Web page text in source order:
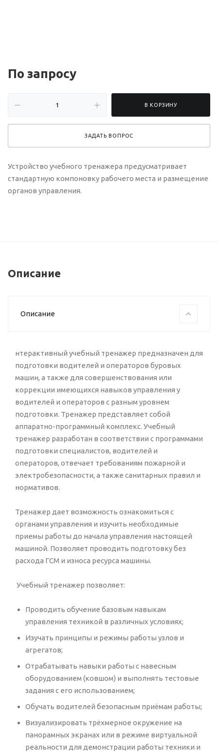
По запросу
В КОРЗИНУ
ЗАДАТЬ ВОПРОС
Устройство учебного тренажера предусматривает
стандартную компоновку рабочего места и размещение
органов управления.
Описание
Описание
нтерактивный учебный тренажер предназначен для
подготовки водителей и операторов буровых
машин, а также для совершенствования или
коррекции имеющихся навыков управления у
водителей и операторов с разным уровнем
подготовки. Тренажер представляет собой
аппаратно-программный комплекс. Учебный
тренажер разработан в соответствии с программами
подготовки специалистов, водителей и
операторов, отвечает требованиям пожарной и
электробезопасности, а также санитарных правил и
нормативов.
Тренажер дает возможность ознакомиться с
органами управления и изучить необходимые
приемы работы до начала управления настоящей
машиной. Позволяет проводить подготовку без
расхода ГСМ и износа ресурса машины.
Учебный тренажер позволяет:
Проводить обучение базовым навыкам
управления техникой в различных условиях;
Изучать принципы и режимы работы узлов и
агрегатов;
Отрабатывать навыки работы с навесным
оборудованием (ковшом) и выполнять тестовые
задания с его использованием;
Обучать водителей безопасным приёмам работы;
Визуализировать трёхмерное окружение на
панорамных экранах или в режиме виртуальной
реальности для демонстрации работы техники и